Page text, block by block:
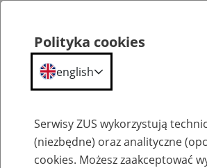
Szkolenia
Polityka cookies
english
Serwisy ZUS wykorzystują
(niezbędne) oraz analityczne
cookies. Możesz zaakceptować